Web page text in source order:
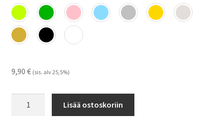
9,90 € (sis. alv 25,5%)
Lisää ostoskoriin